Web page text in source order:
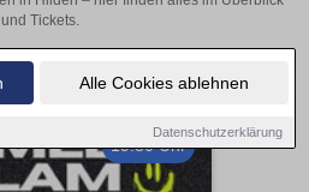
Alle Cookies ablehnen
Datenschutzerklärung
und Tickets.
19:30 Uhr